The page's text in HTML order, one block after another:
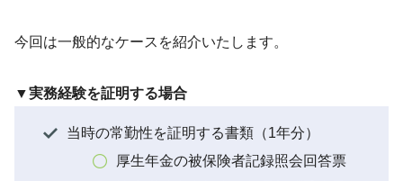
今回は一般的なケースを紹介いたします。
▼実務経験を証明する場合
当時の常勤性を証明する書類（1年分）
厚生年金の被保険者記録照会回答票